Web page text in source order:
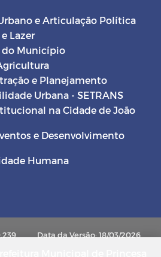
e Articulação Política
Lazer
do Município
e Planejamento
Urbana - SETRANS
na Cidade de João
e Desenvolvimento
Humana
Data da Versão: 18/03/2026